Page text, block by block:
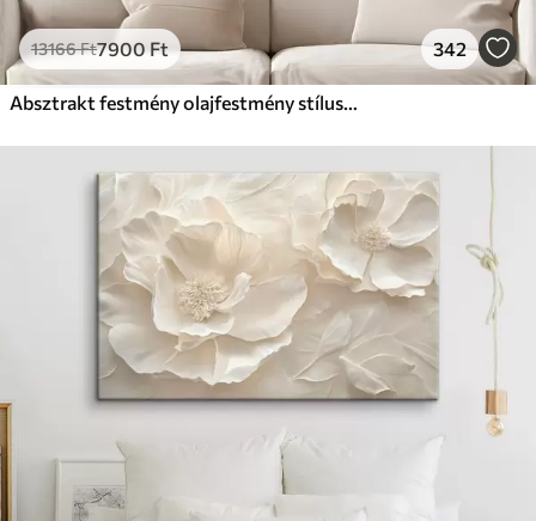
13166Ft7900Ft 342
Absztrakt festmény olajfestmény stílusban